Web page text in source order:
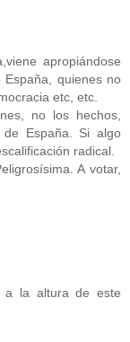
apropiándose
quienes no
etc, etc.
no los hechos,
España. Si algo
radical.
A votar,
a la altura de este